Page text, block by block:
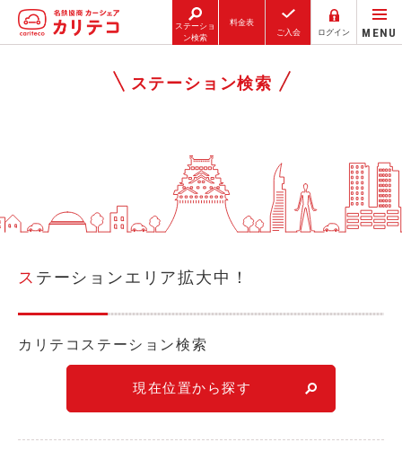
ステーショ
ン検索
料金表
ご入会
ログイン MENU
金沢エリア
コストシミュレーション
ステーション検索
ステーションエリア拡大中！
カリテコステーション検索
現在位置から探す